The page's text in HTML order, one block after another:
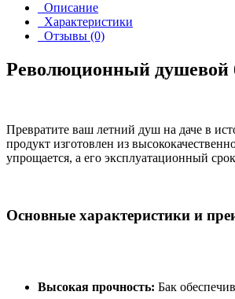
Описание
Характеристики
Отзывы (0)
Революционный душевой
Превратите ваш летний душ на даче в
продукт изготовлен из
упрощается, а его эксплуатационный
Основные характеристики и
Высокая прочность: Бак